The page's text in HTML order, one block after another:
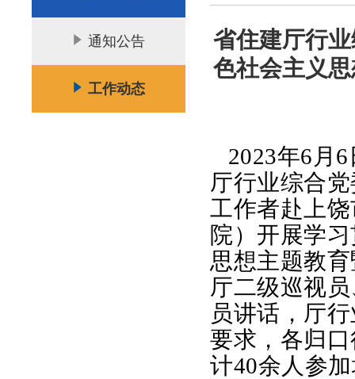
通知公告
工作动态
省住建厅行
色社会主义
2023年6月
厅行业综合
工作者赴上
院）开展学
思想主题教育
厅二级巡视
员讲话，厅
要求，各归
计40余人参